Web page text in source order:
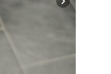
Next slide